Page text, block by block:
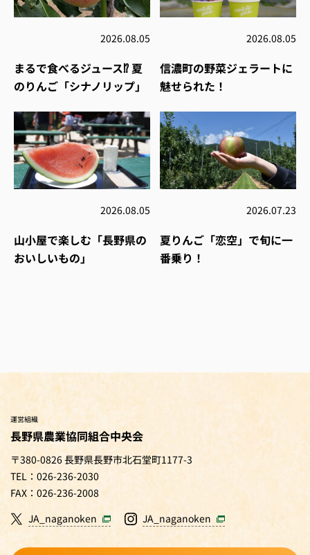
2026.08.05
まるで食べるジュース⁉︎ 夏
のりんご「シナノリップ」
2026.08.05
信濃町の野菜ジェラートに
魅せられた！
2026.08.05
山小屋で楽しむ「長野県の
おいしいもの」
2026.07.23
夏りんご「恋空」で旬に一
番乗り！
運営組織
長野県農業協同組合中央会
〒380-0826 長野県長野市北石堂町1177-3
TEL：026-236-2030
FAX：026-236-2008
JA_naganoken
JA_naganoken